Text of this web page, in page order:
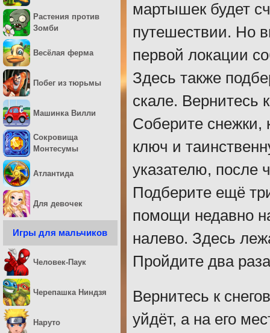
мартышек будет
путешествии. Но
первой локации
Здесь также
скале. Вернитесь
Соберите снежки,
ключ и
указателю, после
Подберите ещё
помощи недавно
налево. Здесь
Пройдите два
Вернитесь к
уйдёт, а на его
Растения против
Зомби
Весёлая ферма
Побег из тюрьмы
Машинка Вилли
Сокровища
Монтесумы
Атлантида
Для девочек
Игры для мальчиков
Человек-Паук
Черепашка Ниндзя
Наруто